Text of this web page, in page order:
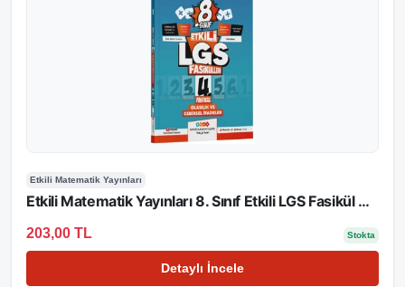
Etkili Matematik Yayınları
Etkili Matematik Yayınları 8. Sınıf Etkili LGS Fasikül Olasılık ve Cebirsel İfadeler 4
203,00 TL Stokta
Detaylı İncele